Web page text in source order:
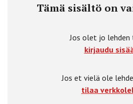
Tämä sisältö on
Jos olet jo lehden
kirjaudu
Jos et vielä ole
tilaa